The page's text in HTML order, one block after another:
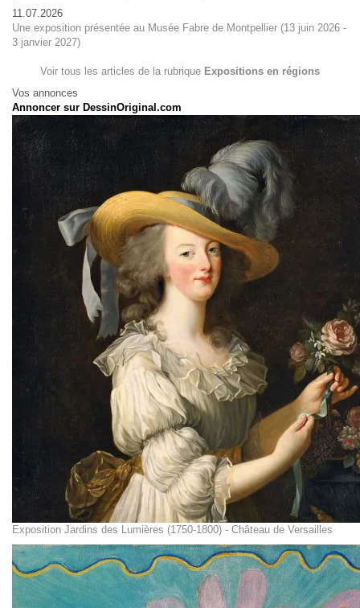
11.07.2026
Une exposition présentée au Musée Fabre de Montpellier (13 juin 2026 -
3 janvier 2027)
Voir tous les articles de la rubrique Expositions en régions
Vos annonces
Annoncer sur DessinOriginal.com
Exposition Jardins des Lumières (1750-1800) - Château de Versailles